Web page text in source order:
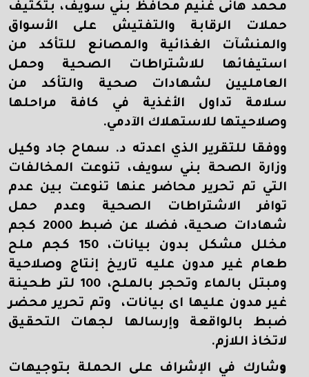
محمد هانى غنيم محافظ بني سويف، بتكثيف
حملات الرقابة والتفتيش على الأسواق
والمنشآت الغذائية والمصانع للتأكد من
استيفائها للاشتراطات الصحية وحمل
العامليين لشهادات صحية والتأكد من
سلامة تداول الأغذية في كافة مراحلها
وصلاحيتها للاستهلاك الآدمي.
ووفقا للتقرير الذي اعدته د. سماح جاد وكيل
وزارة الصحة بني سويف، تنوعت المخالفات
التي تم تحرير محاضر عنها تنوعت بين عدم
توافر الاشتراطات الصحية وعدم حمل
شهادات صحية، فضلا عن ضبط 2000 كجم
مخلل مشكل بدون بيانات، 150 كجم ملح
طعام غير مدون عليه تاريخ إنتاج وصلاحية
ومبتل بالماء وتحجر بالملح، 100 لتر طحينة
غير مدون عليها اى بيانات، وتم تحرير محضر
ضبط بالواقعة وإرسالها لجهات التحقيق
لاتخاذ اللازم.
وشارك في الإشراف على الحملة بتوجيهات